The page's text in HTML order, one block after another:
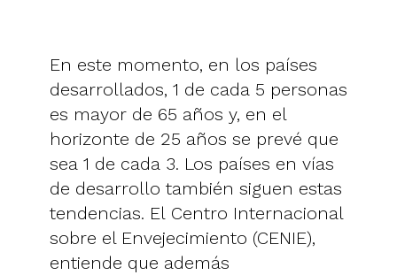
En este momento, en los países
desarrollados, 1 de cada 5 personas
es mayor de 65 años y, en el
horizonte de 25 años se prevé que
sea 1 de cada 3. Los países en vías
de desarrollo también siguen estas
tendencias. El Centro Internacional
sobre el Envejecimiento (CENIE),
entiende que además